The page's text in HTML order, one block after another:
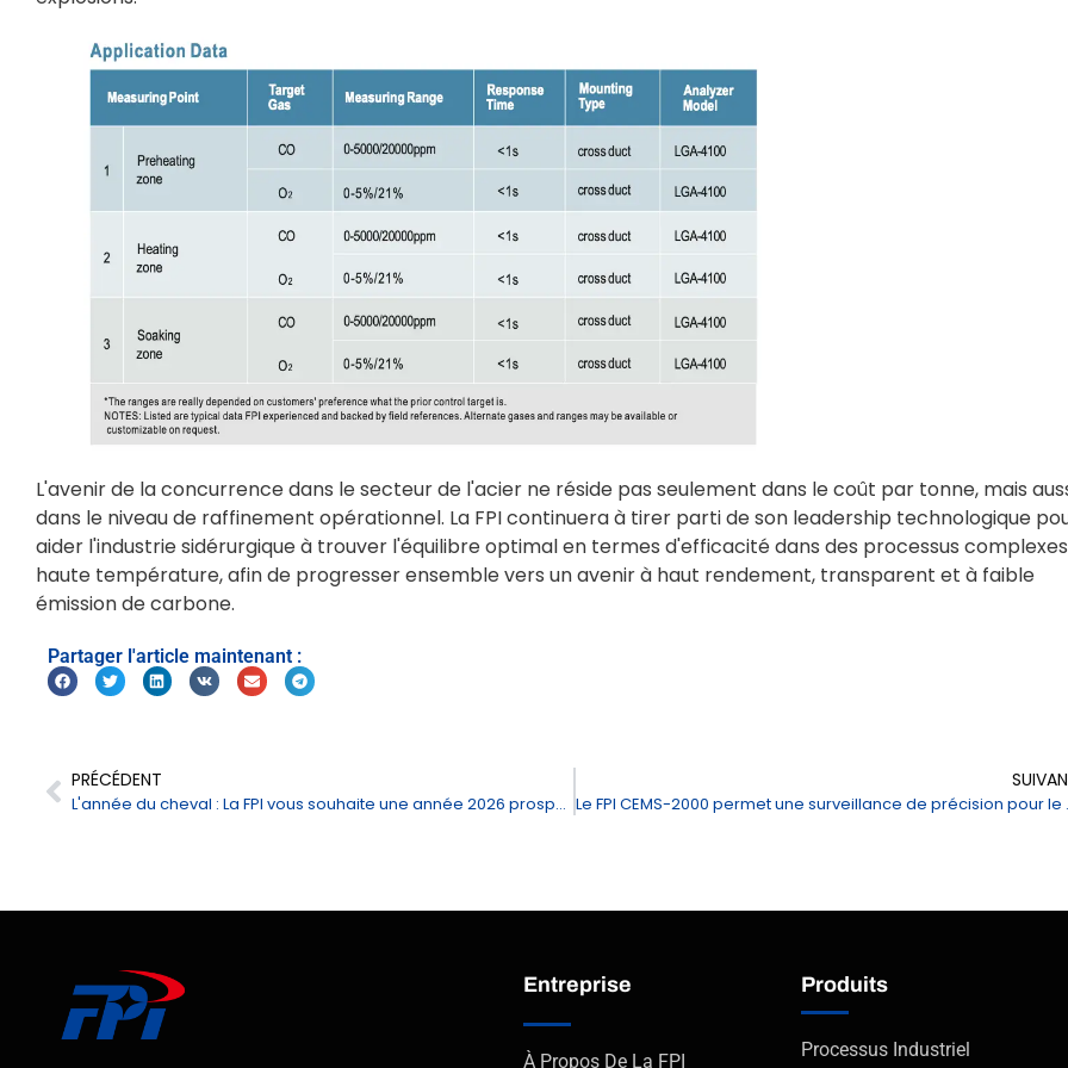
L'avenir de la concurrence dans le secteur de l'acier ne réside pas seulement dans le coût par tonne, mais
dans le niveau de raffinement opérationnel. La FPI continuera à tirer parti de son leadership technologique
aider l'industrie sidérurgique à trouver l'équilibre optimal en termes d'efficacité dans des processus
haute température, afin de progresser ensemble vers un avenir à haut rendement, transparent et à faible
émission de carbone.
Partager l'article maintenant :
PRÉCÉDENT
L'année du cheval : La FPI vous souhaite une année 2026 prospère Le FPI
Entreprise
À Propos De La FPI
Produits
Processus Industriel